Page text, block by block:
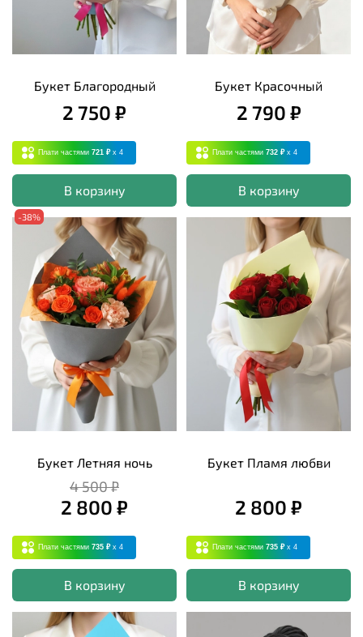
Букет Благородный
2 750 ₽
Плати частями 721 ₽ x 4
В корзину
Букет Красочный
2 790 ₽
Плати частями 732 ₽ x 4
В корзину
-38%
Букет Летняя ночь
4 500 ₽
2 800 ₽
Плати частями 735 ₽ x 4
В корзину
Букет Пламя любви
2 800 ₽
Плати частями 735 ₽ x 4
В корзину